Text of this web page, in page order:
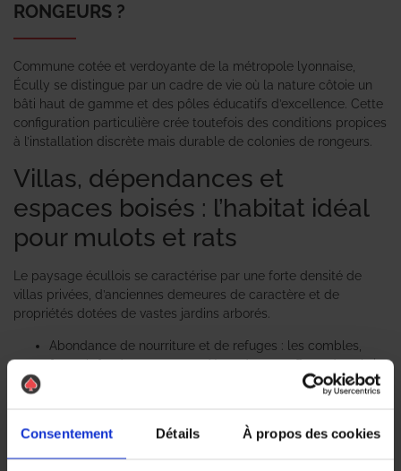
Consentement Détails À propos des cookies
RONGEURS ?
Commune cotée et verdoyante de la métropole lyonnaise,
Écully se distingue par un cadre de vie où la nature côtoie un
bâti haut de gamme et des pôles éducatifs d’excellence. Cette
configuration particulière crée toutefois des conditions propices
à l’installation discrète mais durable de colonies de rongeurs.
Villas, dépendances et
espaces boisés : l’habitat idéal
pour mulots et rats
Le paysage écullois se caractérise par une forte densité de
villas privées, d’anciennes demeures de caractère et de
propriétés dotées de vastes jardins arborés.
Abondance de nourriture et de refuges : les combles,
faux plafonds, garages et dépendances offrent des abris
chauds durant les périodes froides. La végétation dense,
Rongeurs des champs et des toits : outre le surmulot
classique, la proximité des vallons et espaces boisés